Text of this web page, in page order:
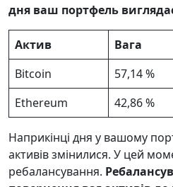
дня ваш портфель
Актив Вага
Bitcoin
57,14 %
Ethereum
42,86 %
Наприкінці дня у вашому
активів змінилися. У цей
ребалансування.